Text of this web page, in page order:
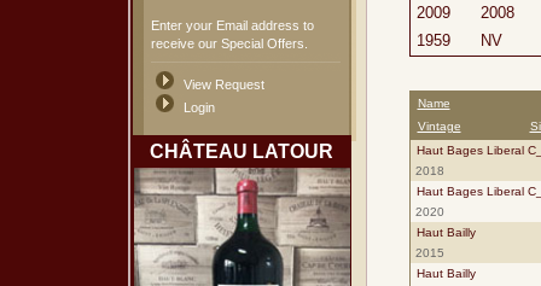
Enter your Email address to
receive our Special Offers.
View Request
Login
CHÂTEAU LATOUR
2009
2008
1959
NV
Name
Vintage
Haut Bages Liberal
2018
Haut Bages Liberal
2020
Haut Bailly
2015
Haut Bailly